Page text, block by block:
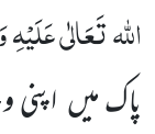
اللہ تَعَالٰی
پاک میں